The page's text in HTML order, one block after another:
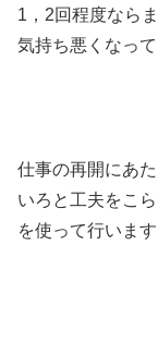
1，2回程度なら
気持ち悪くなっ
仕事の再開にあ
いろと工夫をこ
を使って行います